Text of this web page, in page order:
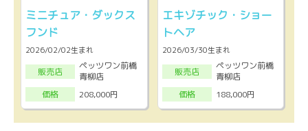
ミニチュア・ダックス
フンド
2026/02/02生まれ
販売店
ペッツワン前橋
青柳店
価格
208,000円
エキゾチック・ショー
トヘア
2026/03/30生まれ
販売店
ペッツワン前橋
青柳店
価格
188,000円